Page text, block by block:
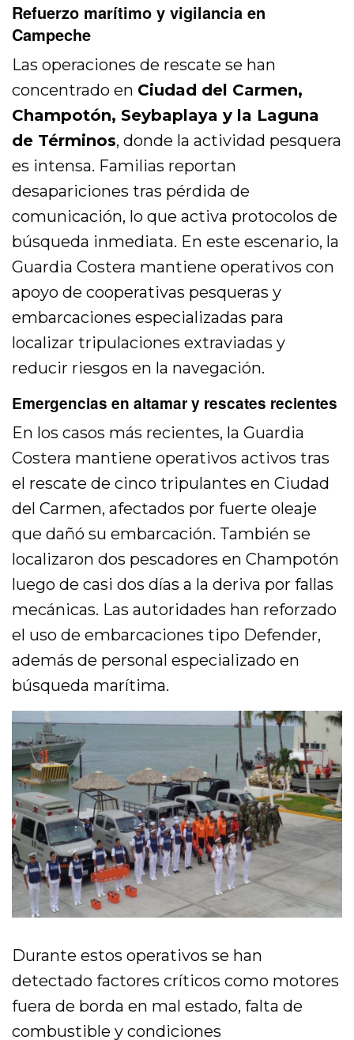
Refuerzo marítimo y vigilancia en
Campeche
Las operaciones de rescate se han
concentrado en Ciudad del Carmen,
Champotón, Seybaplaya y la Laguna
de Términos, donde la actividad pesquera
es intensa. Familias reportan
desapariciones tras pérdida de
comunicación, lo que activa protocolos de
búsqueda inmediata. En este escenario, la
Guardia Costera mantiene operativos con
apoyo de cooperativas pesqueras y
embarcaciones especializadas para
localizar tripulaciones extraviadas y
reducir riesgos en la navegación.
Emergencias en altamar y rescates recientes
En los casos más recientes, la Guardia
Costera mantiene operativos activos tras
el rescate de cinco tripulantes en Ciudad
del Carmen, afectados por fuerte oleaje
que dañó su embarcación. También se
localizaron dos pescadores en Champotón
luego de casi dos días a la deriva por fallas
mecánicas. Las autoridades han reforzado
el uso de embarcaciones tipo Defender,
además de personal especializado en
búsqueda marítima.
Durante estos operativos se han
detectado factores críticos como motores
fuera de borda en mal estado, falta de
combustible y condiciones